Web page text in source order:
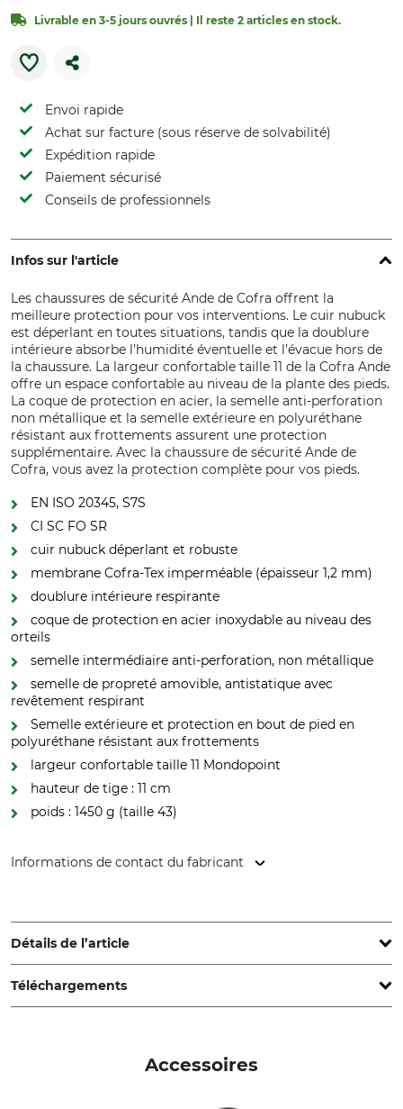
Livrable en 3-5 jours ouvrés | Il reste 2 articles en stock.
Envoi rapide
Achat sur facture (sous réserve de solvabilité)
Expédition rapide
Paiement sécurisé
Conseils de professionnels
Infos sur l'article
Les chaussures de sécurité Ande de Cofra offrent la
meilleure protection pour vos interventions. Le cuir nubuck
est déperlant en toutes situations, tandis que la doublure
intérieure absorbe l’humidité éventuelle et l’évacue hors de
la chaussure. La largeur confortable taille 11 de la Cofra Ande
offre un espace confortable au niveau de la plante des pieds.
La coque de protection en acier, la semelle anti-perforation
non métallique et la semelle extérieure en polyuréthane
résistant aux frottements assurent une protection
supplémentaire. Avec la chaussure de sécurité Ande de
Cofra, vous avez la protection complète pour vos pieds.
EN ISO 20345, S7S
CI SC FO SR
cuir nubuck déperlant et robuste
membrane Cofra-Tex imperméable (épaisseur 1,2 mm)
doublure intérieure respirante
coque de protection en acier inoxydable au niveau des
orteils
semelle intermédiaire anti-perforation, non métallique
semelle de propreté amovible, antistatique avec
revêtement respirant
Semelle extérieure et protection en bout de pied en
polyuréthane résistant aux frottements
largeur confortable taille 11 Mondopoint
hauteur de tige : 11 cm
poids : 1450 g (taille 43)
Informations de contact du fabricant
www.cofra.it
Détails de l’article
Catégorie de sécurité
S7S
Cofra
Chaussures de sécurité
Téléchargements
Accessoires